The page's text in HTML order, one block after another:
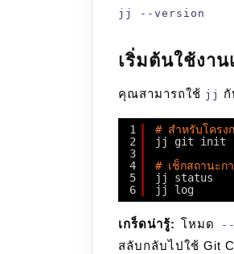
jj --version
เริ่มต้นใช้งาน
คุณสามารถใช้ jj
1
2
3
4
5
6
# สำหรับโครง
jj git init
# เช็กสถานะ
jj status
jj log
เกร็ดน่ารู้: โหมด
สลับกลับไปใช้ Git